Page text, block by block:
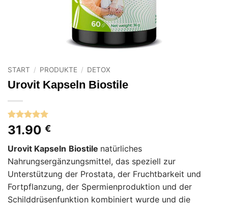
START / PRODUKTE / DETOX
Urovit Kapseln Biostile
Bewertet
mit5von
auf
1
Kundenbewertung
31.90 €
Urovit Kapseln Biostile natürliches
Nahrungsergänzungsmittel, das speziell zur
Unterstützung der Prostata, der Fruchtbarkeit und
Fortpflanzung, der Spermienproduktion und der
Schilddrüsenfunktion kombiniert wurde und die